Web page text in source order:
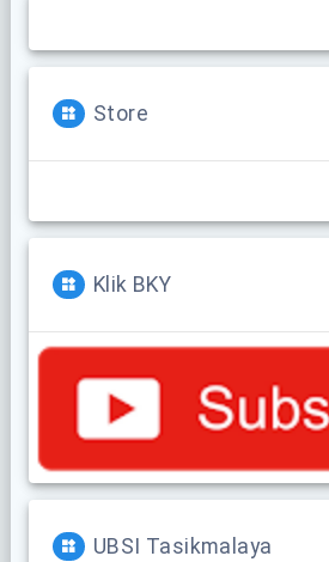
Store
Klik BKY
UBSI Tasikmalaya